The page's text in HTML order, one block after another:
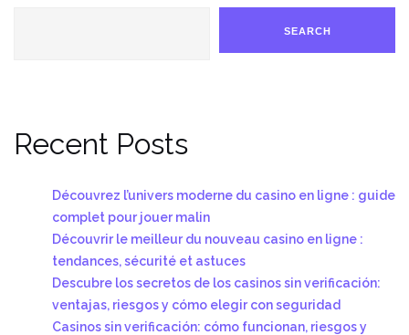
SEARCH
Recent Posts
Découvrez l’univers moderne du casino en ligne : guide
complet pour jouer malin
Découvrir le meilleur du nouveau casino en ligne :
tendances, sécurité et astuces
Descubre los secretos de los casinos sin verificación:
ventajas, riesgos y cómo elegir con seguridad
Casinos sin verificación: cómo funcionan, riesgos y